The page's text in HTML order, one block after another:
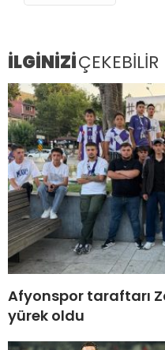
İLGİNİZİÇEKEBİLİR
Afyonspor taraftarı
yürek oldu